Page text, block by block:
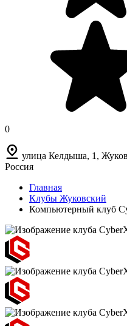
0
улица Келдыша, 1,
Россия
Главная
Клубы Жуковский
Компьютерный клуб